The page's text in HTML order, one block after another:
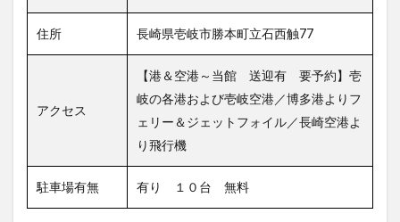
住所 長崎県壱岐市勝本町立石西触77
アクセス
【港＆空港～当館 送迎有 要予約】壱
岐の各港および壱岐空港／博多港よりフ
ェリー＆ジェットフォイル／長崎空港よ
り飛行機
駐車場有無 有り １０台 無料